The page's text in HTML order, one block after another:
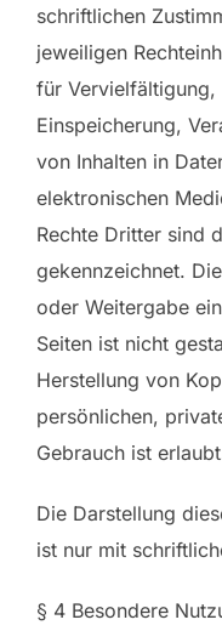
schriftlichen
jeweiligen
für Vervielfältigung,
Einspeicherung,
von Inhalten in
elektronischen
Rechte Dritter sind
gekennzeichnet.
oder Weitergabe
Seiten ist nicht
Herstellung von
persönlichen,
Gebrauch ist
Die Darstellung
ist nur mit
§ 4 Besondere